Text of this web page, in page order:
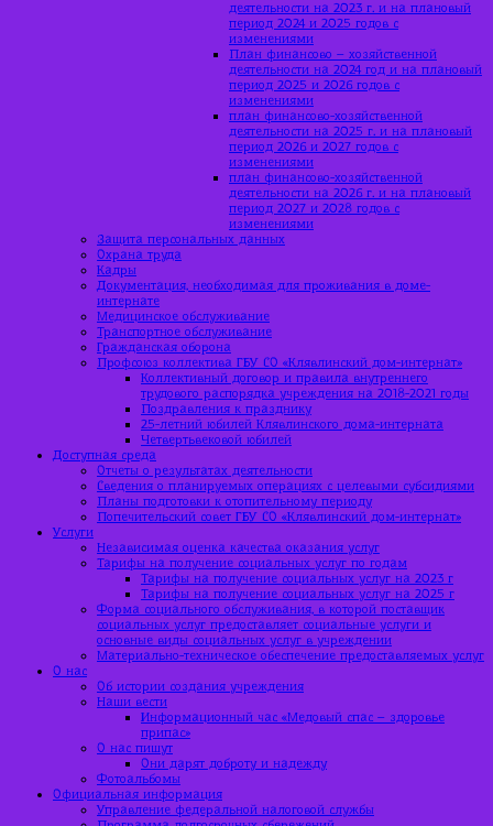
деятельности на 2023 г. и на плановый
период 2024 и 2025 годов с
изменениями
План финансово – хозяйственной
деятельности на 2024 год и на плановый
период 2025 и 2026 годов с
изменениями
план финансово-хозяйственной
деятельности на 2025 г. и на плановый
период 2026 и 2027 годов с
изменениями
план финансово-хозяйственной
деятельности на 2026 г. и на плановый
период 2027 и 2028 годов с
изменениями
Защита персональных данных
Охрана труда
Кадры
Документация, необходимая для проживания в доме-
интернате
Медицинское обслуживание
Транспортное обслуживание
Гражданская оборона
Профсоюз коллектива ГБУ СО «Клявлинский дом-интернат»
Коллективный договор и правила внутреннего
трудового распорядка учреждения на 2018-2021 годы
Поздравления к празднику
25-летний юбилей Клявлинского дома-интерната
Четвертьвековой юбилей
Доступная среда
Отчеты о результатах деятельности
Сведения о планируемых операциях с целевыми субсидиями
Планы подготовки к отопительному периоду
Попечительский совет ГБУ СО «Клявлинский дом-интернат»
Услуги
Независимая оценка качества оказания услуг
Тарифы на получение социальных услуг по годам
Тарифы на получение социальных услуг на 2023 г
Тарифы на получение социальных услуг на 2025 г
Форма социального обслуживания, в которой поставщик
социальных услуг предоставляет социальные услуги и
основные виды социальных услуг в учреждении
Материально-техническое обеспечение предоставляемых услуг
О нас
Об истории создания учреждения
Наши вести
Информационный час «Медовый спас – здоровье
припас»
О нас пишут
Они дарят доброту и надежду
Фотоальбомы
Официальная информация
Управление федеральной налоговой службы